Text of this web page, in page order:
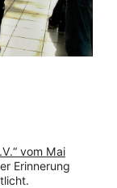
vom Mai
Erinnerung